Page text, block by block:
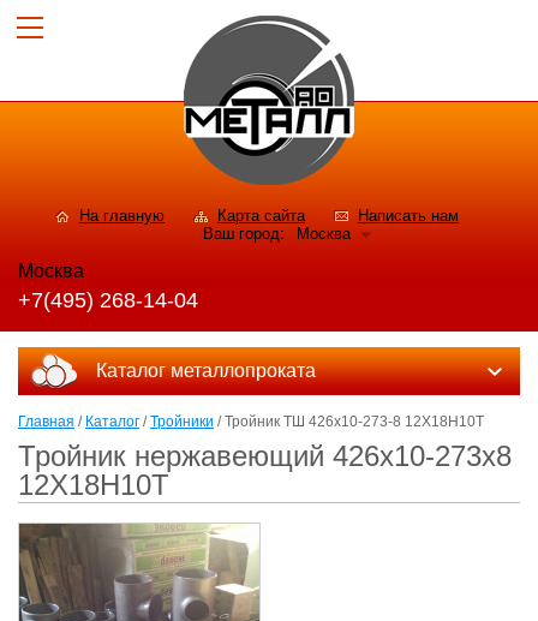
На главную Карта сайта
Написать нам
Ваш город:
Москва
Москва
+7(495) 268-14-04
Каталог металлопроката
Главная / Каталог /Тройники / Тройник ТШ 426х10-273-8 12Х18Н10Т
Тройник нержавеющий 426х10-273х8
12Х18Н10Т